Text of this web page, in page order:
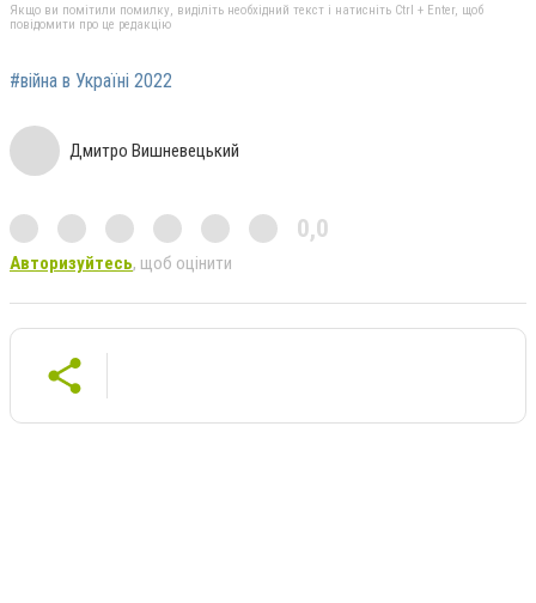
Якщо ви помітили помилку, виділіть необхідний текст і натисніть Ctrl + Enter, щоб
повідомити про це редакцію
#війна в Україні 2022
Дмитро Вишневецький
0,0
Авторизуйтесь, щоб оцінити